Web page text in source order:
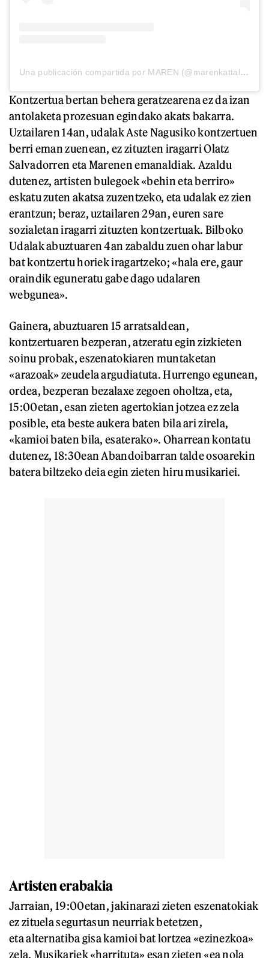
Una publicación compartida por MAREN (@marenkattalin)
Kontzertua bertan behera geratzearena ez da izan
antolaketa prozesuan egindako akats bakarra.
Uztailaren 14an, udalak Aste Nagusiko kontzertuen
berri eman zuenean, ez zituzten iragarri Olatz
Salvadorren eta Marenen emanaldiak. Azaldu
dutenez, artisten bulegoek «behin eta berriro»
eskatu zuten akatsa zuzentzeko, eta udalak ez zien
erantzun; beraz, uztailaren 29an, euren sare
sozialetan iragarri zituzten kontzertuak. Bilboko
Udalak abuztuaren 4an zabaldu zuen ohar labur
bat kontzertu horiek iragartzeko; «hala ere, gaur
oraindik eguneratu gabe dago udalaren
webgunea».
Gainera, abuztuaren 15 arratsaldean,
kontzertuaren bezperan, atzeratu egin zizkieten
soinu probak, eszenatokiaren muntaketan
«arazoak» zeudela argudiatuta. Hurrengo egunean,
ordea, bezperan bezalaxe zegoen oholtza, eta,
15:00etan, esan zieten agertokian jotzea ez zela
posible, eta beste aukera baten bila ari zirela,
«kamioi baten bila, esaterako». Oharrean kontatu
dutenez, 18:30ean Abandoibarran talde osoarekin
batera biltzeko deia egin zieten hiru musikariei.
Artisten erabakia
Jarraian, 19:00etan, jakinarazi zieten eszenatokiak
ez zituela segurtasun neurriak betetzen,
eta alternatiba gisa kamioi bat lortzea «ezinezkoa»
zela. Musikariek «harrituta» esan zieten «ea nola